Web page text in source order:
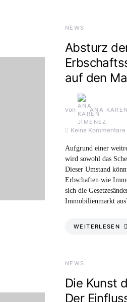
NEWS
Absturz
auf den
von ANA
Keine Kommentare
Aufgrund einer
wird sowohl das
Dieser Umstand
Erbschaften wie
sich die
Immobilienmarkt
WEITERLESEN
NEWS
Die Kunst
Der